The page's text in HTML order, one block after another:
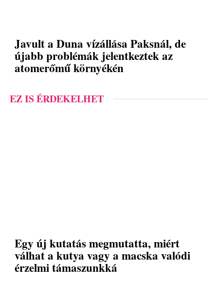
Javult a Duna vízállása Paksnál, de
újabb problémák jelentkeztek az
atomerőmű környékén
EZ IS ÉRDEKELHET
Egy új kutatás megmutatta, miért
válhat a kutya vagy a macska valódi
érzelmi támaszunkká